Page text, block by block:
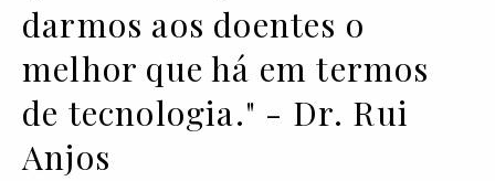
darmos aos doentes o
melhor que há em termos
de tecnologia." - Dr. Rui
Anjos